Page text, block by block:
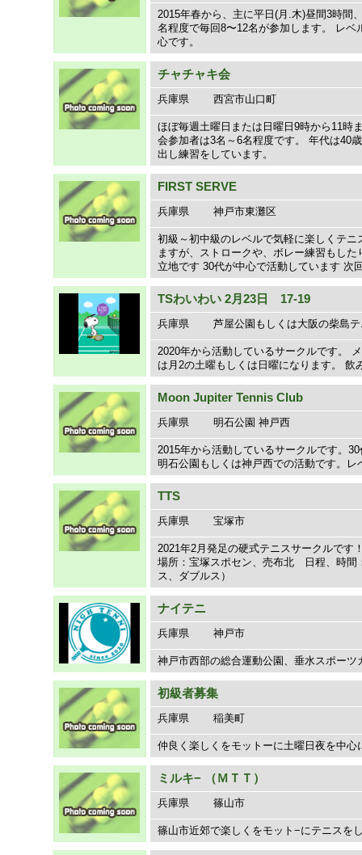
2015年春から、主に平日(月.木)昼間3時間
名程度で毎回8〜12名が参加します。 レ
心です。
チャチャキ会
兵庫県 西宮市山口町
ほぼ毎週土曜日または日曜日9時から11時
会参加者は3名～6名程度です。 年代は40
出し練習をしています。
FIRST SERVE
兵庫県 神戸市東灘区
初級～初中級のレベルで気軽に楽しくテ
ますが、ストロークや、ボレー練習もし
立地です 30代が中心で活動しています 次
TSわいわい 2月23日 17-19
兵庫県 芦屋公園もしくは大阪の柴島テ
2020年から活動しているサークルです。
は月2の土曜もしくは日曜になります。 飲
Moon Jupiter Tennis Club
兵庫県 明石公園 神戸西
2015年から活動しているサークルです。
明石公園もしくは神戸西での活動です。レ
TTS
兵庫県 宝塚市
2021年2月発足の硬式テニスサークルです
場所：宝塚スポセン、売布北 日程、時間
ス、ダブルス）
ナイテニ
兵庫県 神戸市
神戸市西部の総合運動公園、垂水スポー
初級者募集
兵庫県 稲美町
仲良く楽しくをモットーに土曜日夜を中
ミルキ− （ＭＴＴ）
兵庫県 篠山市
篠山市近郊で楽しくをモット−にテニスを